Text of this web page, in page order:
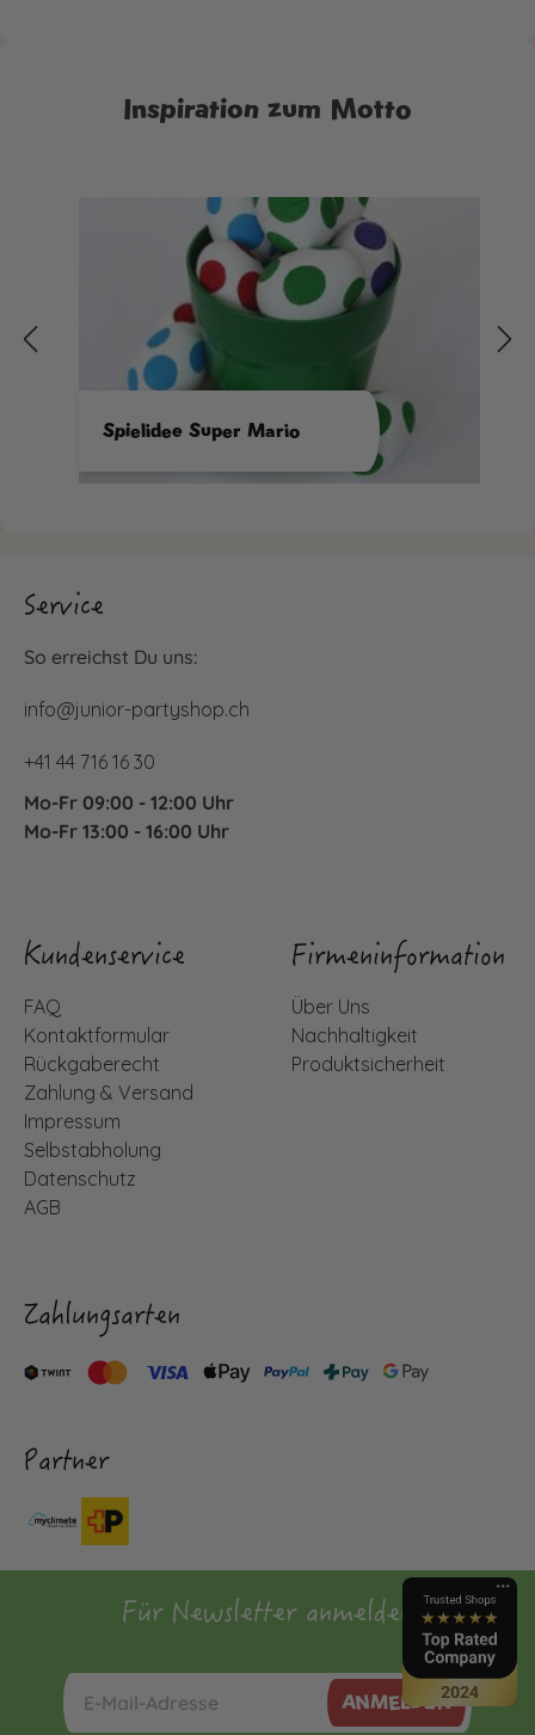
Inspiration zum Motto
Spielidee Super Mario
Service
So erreichst Du uns:
info@junior-partyshop.ch
+41 44 716 16 30
Mo-Fr 09:00 - 12:00 Uhr
Mo-Fr 13:00 - 16:00 Uhr
Kundenservice
FAQ
Kontaktformular
Rückgaberecht
Zahlung & Versand
Impressum
Selbstabholung
Datenschutz
AGB
Firmeninformation
Über Uns
Nachhaltigkeit
Produktsicherheit
Zahlungsarten
Partner
Für Newsletter anmelden
ANMELDEN